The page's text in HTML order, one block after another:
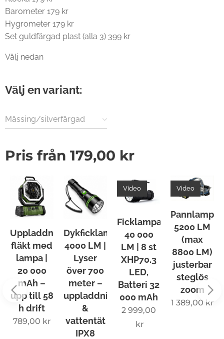
Barometer 179 kr
Hygrometer 179 kr
Set guldfärgad plast (alla 3) 399 kr
Välj nedan ⬇️
Välj en variant:
Mässing/silverfärgad
Pris från 179,00 kr
Uppladdningsbar
fläkt med
lampa |
20 000
mAh –
upp till 58
h drift
789,00 kr
Dykficklampa
4000 LM |
Lyser
över 700
meter –
uppladdningsbar
&
vattentät
IPX8
Ficklampa
40 000
LM | 8 st
XHP70.3
LED,
Batteri 32
000 mAh
Video
2 999,00
kr
Pannlampa
5200 LM
(max
8800 LM)
justerbar
steglös
zoom
Video
1 389,00 kr